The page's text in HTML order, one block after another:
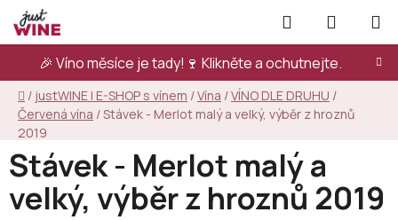
Přejít
na
obsah
🎉 Víno měsíce je tady!🍷 Klikněte a ochutnejte.
Hledat
KOŠÍK
Domů
/ justWINE | E-SHOP s vínem /Vína /VÍNO DLE DRUHU /
Červená vína /Stávek - Merlot malý a velký, výběr z hroznů
2019
Stávek - Merlot malý a
velký, výběr z hroznů 2019